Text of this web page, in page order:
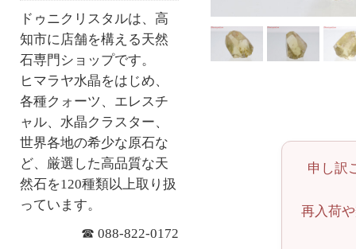
申し訳
再入荷
ドゥニクリスタルは、高
知市に店舗を構える天然
石専門ショップです。
ヒマラヤ水晶をはじめ、
各種クォーツ、エレスチ
ャル、水晶クラスター、
世界各地の希少な原石な
ど、厳選した高品質な天
然石を120種類以上取り扱
っています。
☎ 088-822-0172